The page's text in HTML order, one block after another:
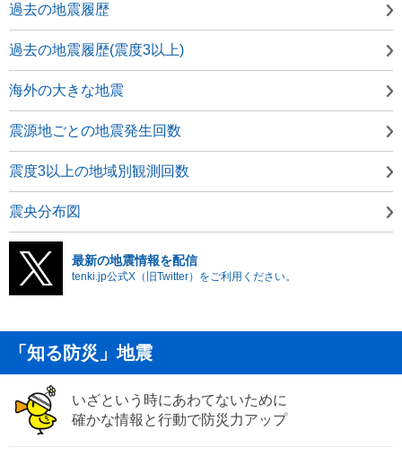
過去の地震履歴
過去の地震履歴(震度3以上)
海外の大きな地震
震源地ごとの地震発生回数
震度3以上の地域別観測回数
震央分布図
最新の地震情報を配信
tenki.jp公式X（旧Twitter）をご利用ください。
「知る防災」地震
いざという時にあわてないために
確かな情報と行動で防災力アップ